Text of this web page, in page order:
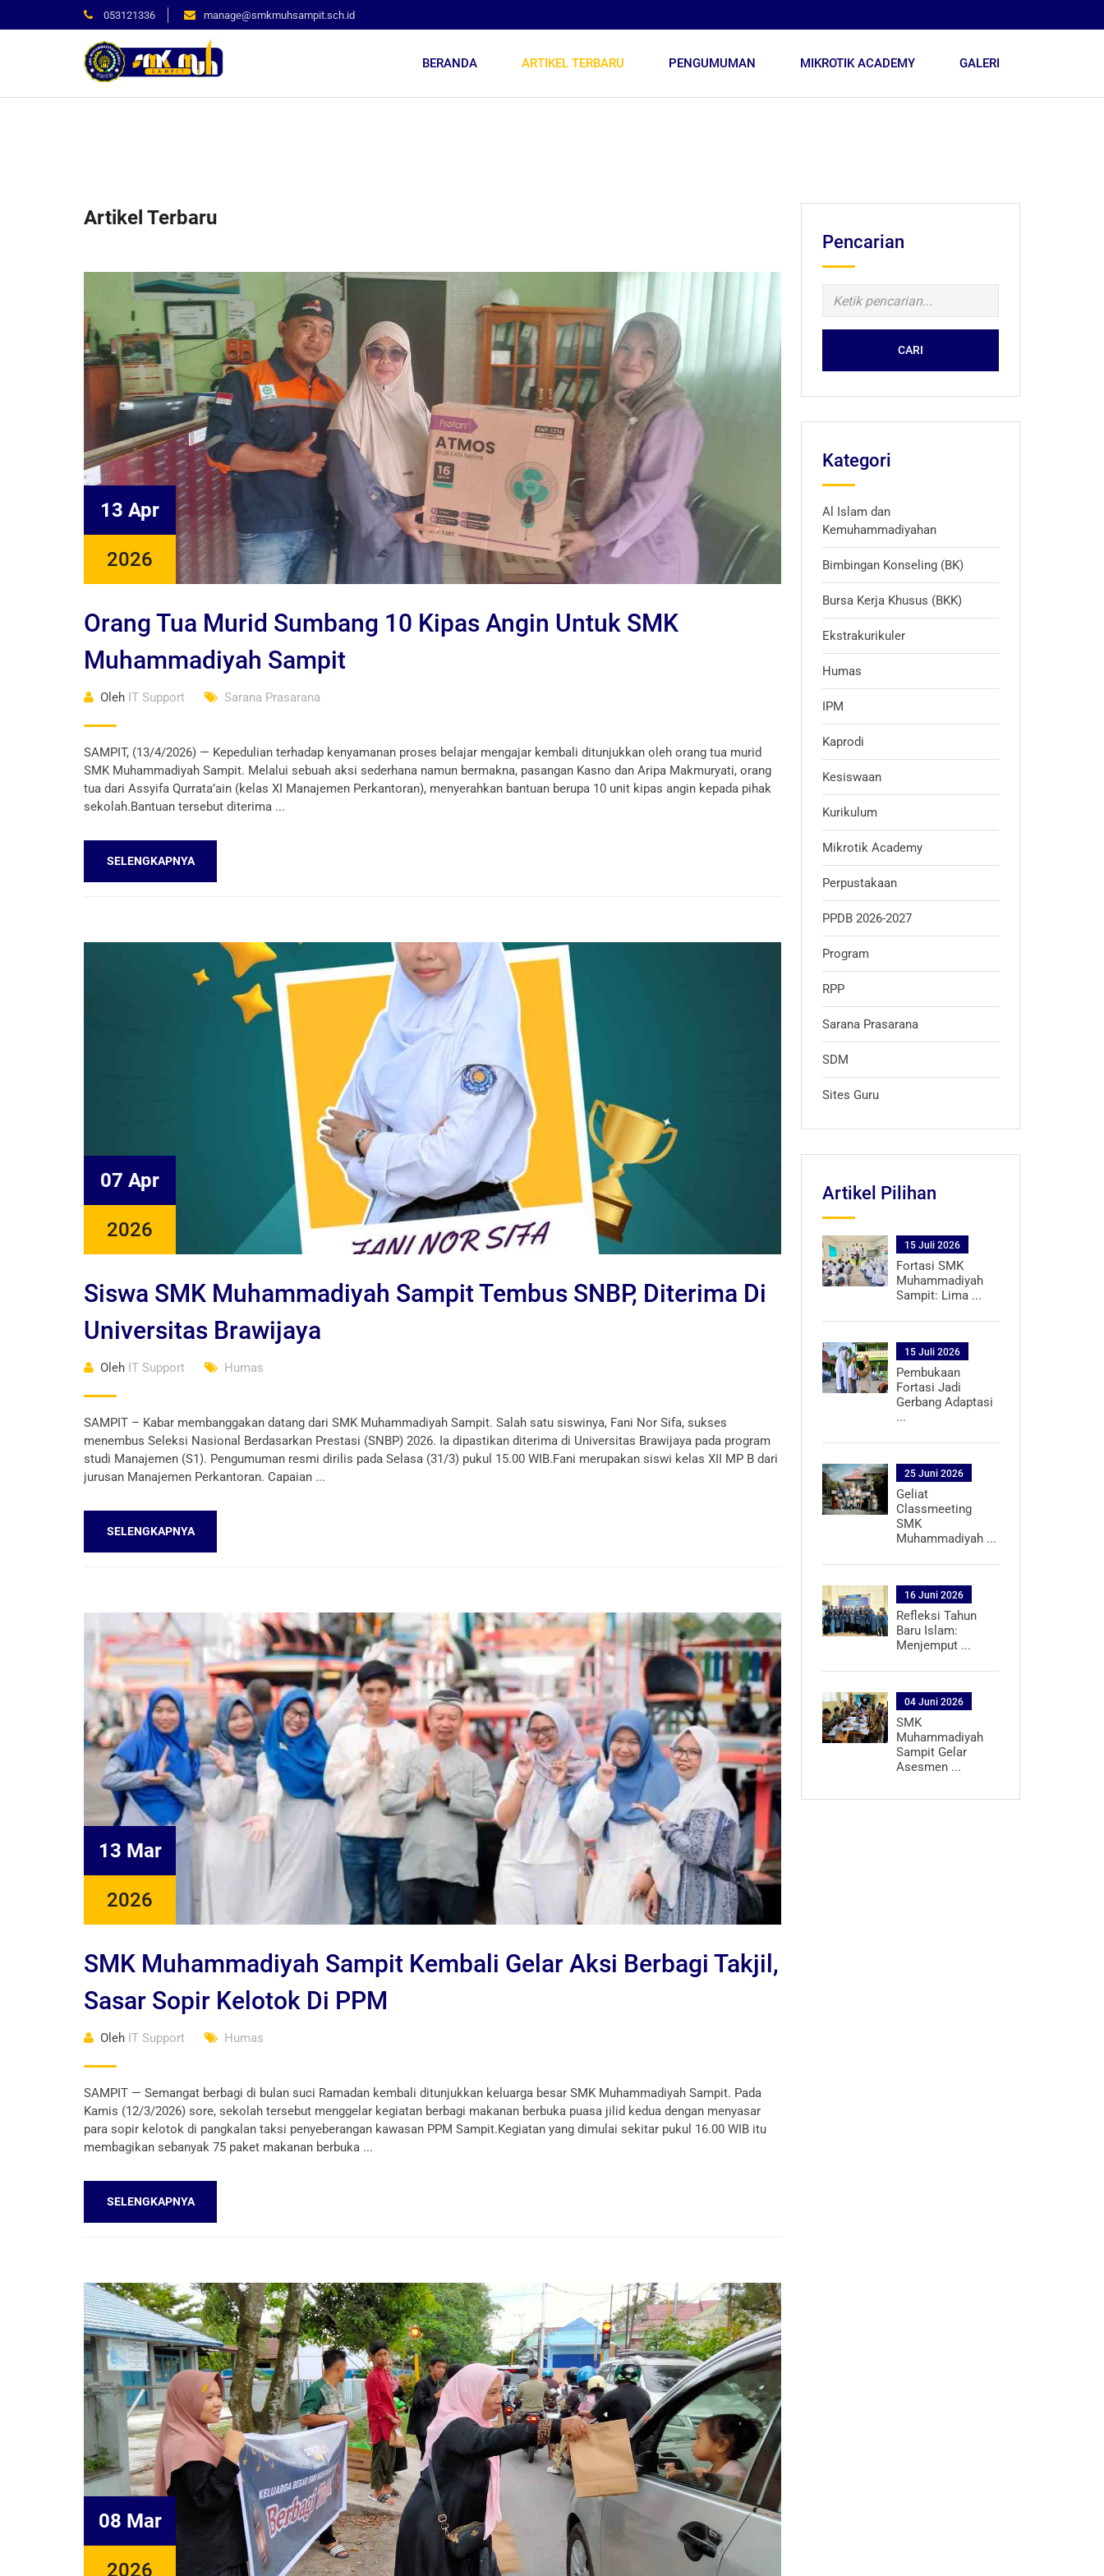
053121336 manage@smkmuhsampit.sch.id
BERANDA ARTIKEL TERBARU PENGUMUMAN MIKROTIK ACADEMY GALERI
Artikel Terbaru
13 Apr
2026
Orang Tua Murid Sumbang 10 Kipas Angin Untuk SMK
Muhammadiyah Sampit
Oleh IT Support Sarana Prasarana
SAMPIT, (13/4/2026) — Kepedulian terhadap kenyamanan proses belajar mengajar kembali ditunjukkan oleh orang tua murid
SMK Muhammadiyah Sampit. Melalui sebuah aksi sederhana namun bermakna, pasangan Kasno dan Aripa Makmuryati, orang
tua dari Assyifa Qurrata’ain (kelas XI Manajemen Perkantoran), menyerahkan bantuan berupa 10 unit kipas angin kepada pihak
sekolah.Bantuan tersebut diterima ...
SELENGKAPNYA
07 Apr
2026
Siswa SMK Muhammadiyah Sampit Tembus SNBP, Diterima Di
Universitas Brawijaya
Oleh IT Support Humas
SAMPIT – Kabar membanggakan datang dari SMK Muhammadiyah Sampit. Salah satu siswinya, Fani Nor Sifa, sukses
menembus Seleksi Nasional Berdasarkan Prestasi (SNBP) 2026. Ia dipastikan diterima di Universitas Brawijaya pada program
studi Manajemen (S1). Pengumuman resmi dirilis pada Selasa (31/3) pukul 15.00 WIB.Fani merupakan siswi kelas XII MP B dari
jurusan Manajemen Perkantoran. Capaian ...
SELENGKAPNYA
13 Mar
2026
SMK Muhammadiyah Sampit Kembali Gelar Aksi Berbagi Takjil,
Sasar Sopir Kelotok Di PPM
Oleh IT Support Humas
SAMPIT — Semangat berbagi di bulan suci Ramadan kembali ditunjukkan keluarga besar SMK Muhammadiyah Sampit. Pada
Kamis (12/3/2026) sore, sekolah tersebut menggelar kegiatan berbagi makanan berbuka puasa jilid kedua dengan menyasar
para sopir kelotok di pangkalan taksi penyeberangan kawasan PPM Sampit.Kegiatan yang dimulai sekitar pukul 16.00 WIB itu
membagikan sebanyak 75 paket makanan berbuka ...
SELENGKAPNYA
08 Mar
2026
Pencarian
CARI
Kategori
Al Islam dan
Kemuhammadiyahan
Bimbingan Konseling (BK)
Bursa Kerja Khusus (BKK)
Ekstrakurikuler
Humas
IPM
Kaprodi
Kesiswaan
Kurikulum
Mikrotik Academy
Perpustakaan
PPDB 2026-2027
Program
RPP
Sarana Prasarana
SDM
Sites Guru
Artikel Pilihan
15 Juli 2026
Fortasi SMK
Muhammadiyah
Sampit: Lima ...
15 Juli 2026
Pembukaan
Fortasi Jadi
Gerbang Adaptasi
...
25 Juni 2026
Geliat
Classmeeting
SMK
Muhammadiyah ...
16 Juni 2026
Refleksi Tahun
Baru Islam:
Menjemput ...
04 Juni 2026
SMK
Muhammadiyah
Sampit Gelar
Asesmen ...